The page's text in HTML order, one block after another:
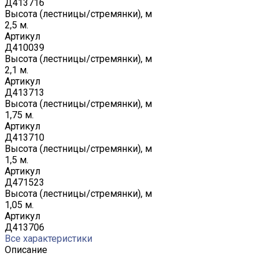
Д413716
Высота (лестницы/стремянки), м
2,5 м.
Артикул
Д410039
Высота (лестницы/стремянки), м
2,1 м.
Артикул
Д413713
Высота (лестницы/стремянки), м
1,75 м.
Артикул
Д413710
Высота (лестницы/стремянки), м
1,5 м.
Артикул
Д471523
Высота (лестницы/стремянки), м
1,05 м.
Артикул
Д413706
Все характеристики
Описание